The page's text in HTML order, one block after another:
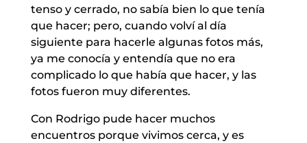
tenso y cerrado, no sabía bien lo que tenía
que hacer; pero, cuando volví al día
siguiente para hacerle algunas fotos más,
ya me conocía y entendía que no era
complicado lo que había que hacer, y las
fotos fueron muy diferentes.
Con Rodrigo pude hacer muchos
encuentros porque vivimos cerca, y es